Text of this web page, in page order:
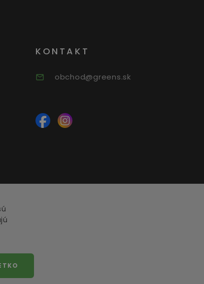
KONTAKT
obchod@greens.sk
autorským právom.